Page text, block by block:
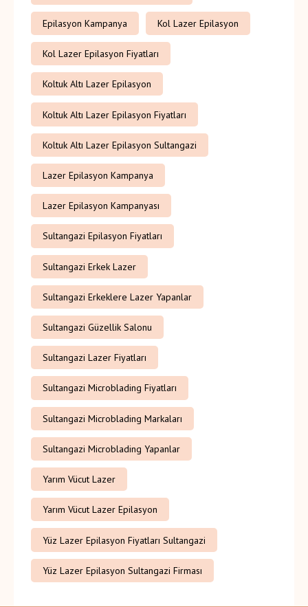
Epilasyon Kampanya Kol Lazer Epilasyon
Kol Lazer Epilasyon Fiyatları
Koltuk Altı Lazer Epilasyon
Koltuk Altı Lazer Epilasyon Fiyatları
Koltuk Altı Lazer Epilasyon Sultangazi
Lazer Epilasyon Kampanya
Lazer Epilasyon Kampanyası
Sultangazi Epilasyon Fiyatları
Sultangazi Erkek Lazer
Sultangazi Erkeklere Lazer Yapanlar
Sultangazi Güzellik Salonu
Sultangazi Lazer Fiyatları
Sultangazi Microblading Fiyatları
Sultangazi Microblading Markaları
Sultangazi Microblading Yapanlar
Yarım Vücut Lazer
Yarım Vücut Lazer Epilasyon
Yüz Lazer Epilasyon Fiyatları Sultangazi
Yüz Lazer Epilasyon Sultangazi Firması